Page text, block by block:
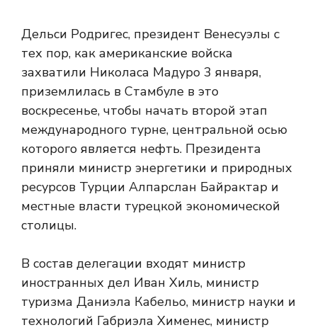
Дельси Родригес, президент Венесуэлы с
тех пор, как американские войска
захватили Николаса Мадуро 3 января,
приземлилась в Стамбуле в это
воскресенье, чтобы начать второй этап
международного турне, центральной осью
которого является нефть. Президента
приняли министр энергетики и природных
ресурсов Турции Алпарслан Байрактар ​​и
местные власти турецкой экономической
столицы.
В состав делегации входят министр
иностранных дел Иван Хиль, министр
туризма Даниэла Кабельо, министр науки и
технологий Габриэла Хименес, министр